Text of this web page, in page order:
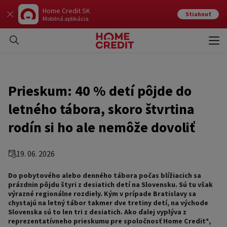
Home Credit SK
Mobilná aplikácia
Stiahnuť
Prieskum: 40 % detí pôjde do
letného tábora, skoro štvrtina
rodín si ho ale nemôže dovoliť
19. 06. 2026
Do pobytového alebo denného tábora počas blížiacich sa
prázdnin pôjdu štyri z desiatich detí na Slovensku. Sú tu však
výrazné regionálne rozdiely. Kým v prípade Bratislavy sa
chystajú na letný tábor takmer dve tretiny detí, na východe
Slovenska sú to len tri z desiatich. Ako ďalej vyplýva z
reprezentatívneho prieskumu pre spoločnosť Home Credit*,